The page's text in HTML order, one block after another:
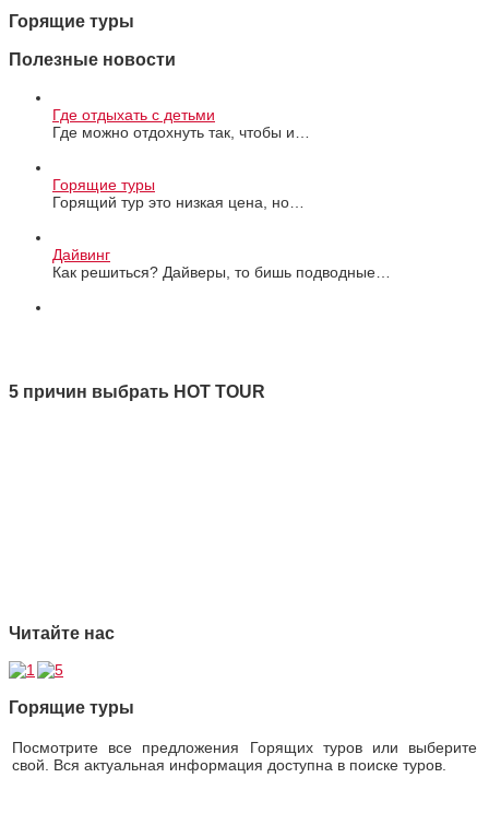
Горящие туры
Полезные новости
Где отдыхать с детьми
Где можно отдохнуть так, чтобы и…
Горящие туры
Горящий тур это низкая цена, но…
Дайвинг
Как решиться? Дайверы, то бишь подводные…
5 причин выбрать HOT TOUR
Читайте нас
Горящие туры
Посмотрите все предложения Горящих туров или выберите
свой. Вся актуальная информация доступна в поиске туров.